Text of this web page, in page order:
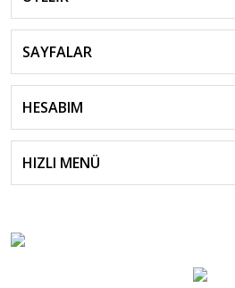
SAYFALAR
HESABIM
HIZLI MENÜ